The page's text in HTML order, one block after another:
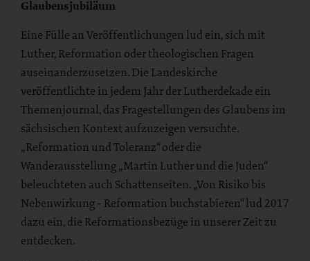
Glaubensjubiläum
Eine Fülle an Veröffentlichungen lud ein, sich mit
Luther, Reformation oder theologischen Fragen
auseinanderzusetzen. Die Landeskirche
veröffentlichte in jedem Jahr der Lutherdekade ein
Themenjournal, das Fragestellungen des Glaubens im
sächsischen Kontext aufzuzeigen versuchte.
„Reformation und Toleranz“ oder die
Wanderausstellung „Martin Luther und die Juden“
beleuchteten auch Schattenseiten. „Von Risiko bis
Nebenwirkung - Reformation buchstabieren“ lud 2017
dazu ein, die Reformationsbezüge in unserer Zeit zu
entdecken.